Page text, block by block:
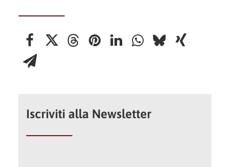
Iscriviti alla Newsletter